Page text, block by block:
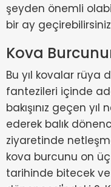
şeyden önemli
bir ay
Kova
Bu yıl kovalar rüya
fantezileri içinde
bakışınız geçen
ederek balık
ziyaretinde
kova burcunu on üç
tarihinde bitecek